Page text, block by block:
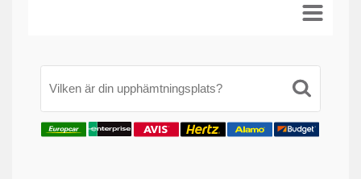
Vilken är din upphämtningsplats?